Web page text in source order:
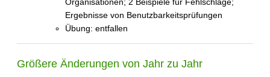
Ergebnisse von Benutzbarkeitsprüfungen
Übung: entfallen
Größere Änderungen von Jahr zu Jahr